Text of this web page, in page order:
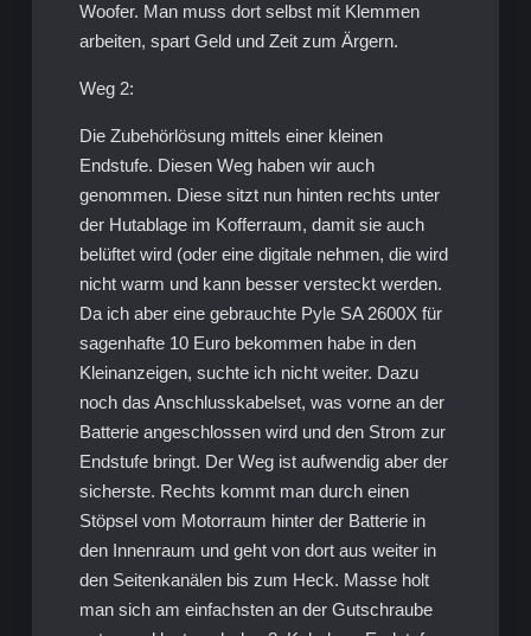
Woofer. Man muss dort selbst mit Klemmen
arbeiten, spart Geld und Zeit zum Ärgern.
Weg 2:
Die Zubehörlösung mittels einer kleinen
Endstufe. Diesen Weg haben wir auch
genommen. Diese sitzt nun hinten rechts unter
der Hutablage im Kofferraum, damit sie auch
belüftet wird (oder eine digitale nehmen, die wird
nicht warm und kann besser versteckt werden.
Da ich aber eine gebrauchte Pyle SA 2600X für
sagenhafte 10 Euro bekommen habe in den
Kleinanzeigen, suchte ich nicht weiter. Dazu
noch das Anschlusskabelset, was vorne an der
Batterie angeschlossen wird und den Strom zur
Endstufe bringt. Der Weg ist aufwendig aber der
sicherste. Rechts kommt man durch einen
Stöpsel vom Motorraum hinter der Batterie in
den Innenraum und geht von dort aus weiter in
den Seitenkanälen bis zum Heck. Masse holt
man sich am einfachsten an der Gutschraube